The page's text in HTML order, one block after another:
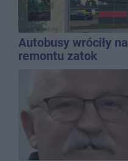
Autobusy wróciły
remontu zatok